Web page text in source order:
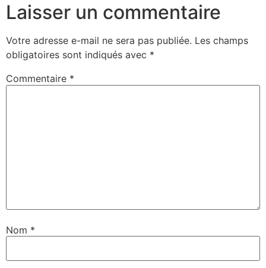
Laisser un commentaire
Votre adresse e-mail ne sera pas publiée. Les champs
obligatoires sont indiqués avec *
Commentaire *
Nom *